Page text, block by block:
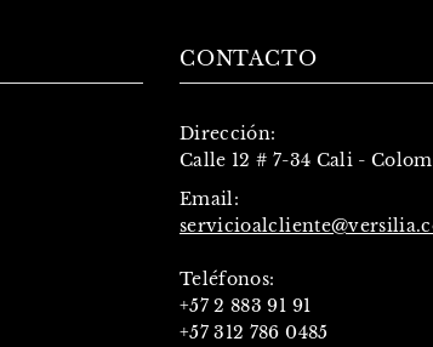
CONTACTO
Dirección:
Calle 12 # 7-34 Cali -
Email:
Teléfonos:
+57 2 883 91 91
+57 312 786 0485